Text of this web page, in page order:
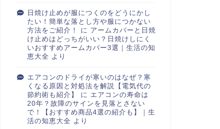
日焼け止めが服につくのをどうにかし
たい！簡単な落とし方や服につかない
方法をご紹介！
に アームカバーと日焼
け止めはどっちがいい？日焼けしにく
いおすすめアームカバー3選｜生活の知
恵大全 より
エアコンのドライが寒いのはなぜ？寒
くなる原因と対処法を解説【電気代の
節約術も紹介】
に エアコンの寿命は
20年？故障のサインを見落とさない
で！【おすすめ商品4選の紹介も】｜生
活の知恵大全 より